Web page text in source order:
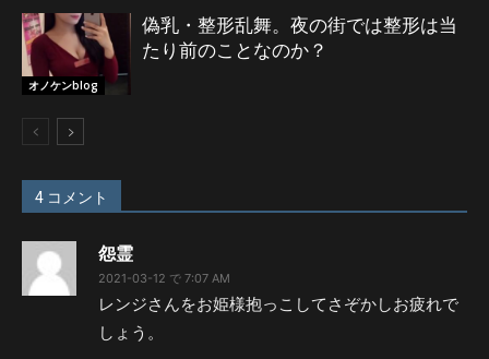
オノケンblog
偽乳・整形乱舞。夜の街では整形は当
たり前のことなのか？
4 コメント
怨霊
2021-03-12 で 7:07 AM
レンジさんをお姫様抱っこしてさぞかしお疲れで
しょう。